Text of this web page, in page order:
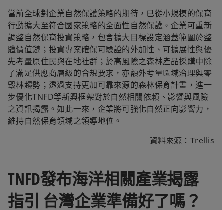
當前全球對企業自然保護策略的期待，已從小規模的保育
行動擴大至符合國家策略的全面性自然保護。企業可重新
調整自然保育投資策略，包含擴大目標設定涵蓋範圍於整
體價值鏈；投資專案確保可驗證的外加性、可擴展性與優
先考量原住民與在地社群；於高風險之森林產品採購中除
了滿足供應商層級的合規要求，亦額外考量區域治理與零
毀林趨勢；透過支持更加可靠來源的森林保育計畫，進一
步優化TNFD等新興框架對於自然相關依賴、影響與風險
之資訊揭露。如此一來，企業將可強化自然正向影響力，
維持自然保育領域之領導地位。
資料來源：Trellis
TNFD發布海洋相關產業揭露
指引 台灣企業準備好了嗎？